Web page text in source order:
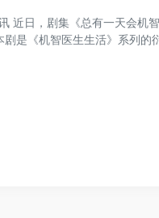
近日，剧集《总有一天会机
剧是《机智医生生活》系列的